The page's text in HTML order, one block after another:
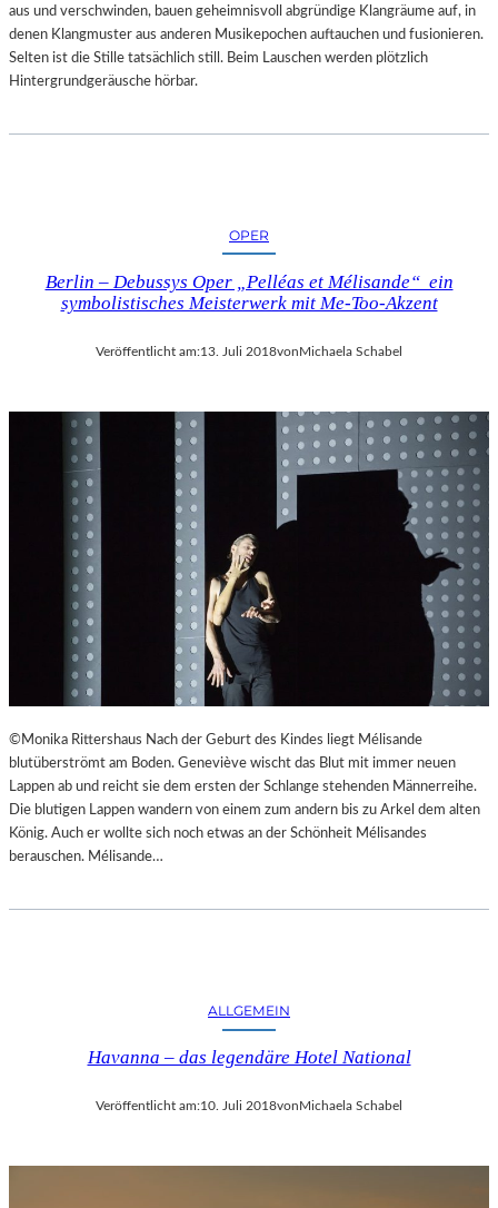
aus und verschwinden, bauen geheimnisvoll abgründige Klangräume auf, in
denen Klangmuster aus anderen Musikepochen auftauchen und fusionieren.
Selten ist die Stille tatsächlich still. Beim Lauschen werden plötzlich
Hintergrundgeräusche hörbar.
OPER
Berlin – Debussys Oper „Pelléas et Mélisande“ ein
symbolistisches Meisterwerk mit Me-Too-Akzent
Veröffentlicht am:13. Juli 2018vonMichaela Schabel
©Monika Rittershaus Nach der Geburt des Kindes liegt Mélisande
blutüberströmt am Boden. Geneviève wischt das Blut mit immer neuen
Lappen ab und reicht sie dem ersten der Schlange stehenden Männerreihe.
Die blutigen Lappen wandern von einem zum andern bis zu Arkel dem alten
König. Auch er wollte sich noch etwas an der Schönheit Mélisandes
berauschen. Mélisande…
ALLGEMEIN
Havanna – das legendäre Hotel National
Veröffentlicht am:10. Juli 2018von Michaela Schabel